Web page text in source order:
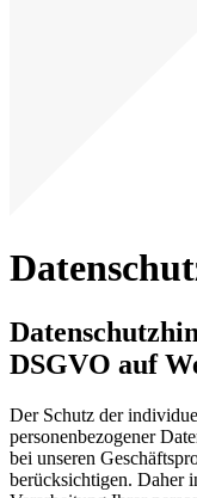
DSGVO auf
Der Schutz der
personenbezogener
bei unseren
berücksichtigen. Daher